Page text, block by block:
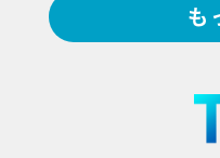
も